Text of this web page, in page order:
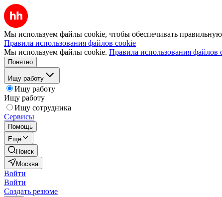
Мы используем файлы cookie, чтобы обеспечивать правильную
Правила использования файлов cookie
Мы используем файлы cookie. Правила использования файлов
Понятно
Ищу работу
Ищу работу
Ищу работу
Ищу сотрудника
Сервисы
Помощь
Ещё
Поиск
Москва
Войти
Войти
Создать резюме